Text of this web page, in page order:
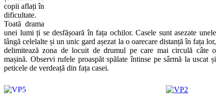
copii aflați în
dificultate.
Toată drama
unei lumi ți se desfășoară în fața ochilor. Casele sunt asezate unele
lângă celelalte și un unic gard așezat la o oarecare distanță în fața lor,
delimitează zona de locuit de drumul pe care mai circulă câte o
mașină. Observi rufele proaspăt spălate întinse pe sârmă la uscat și
peticele de verdeață din fața casei.